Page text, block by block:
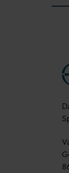
D
V